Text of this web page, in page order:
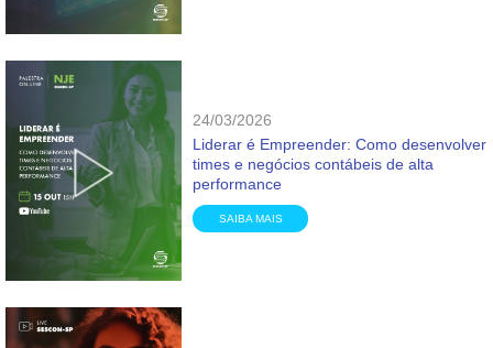
24/03/2026
Liderar é Empreender: Como desenvolver
times e negócios contábeis de alta
performance
SAIBA MAIS